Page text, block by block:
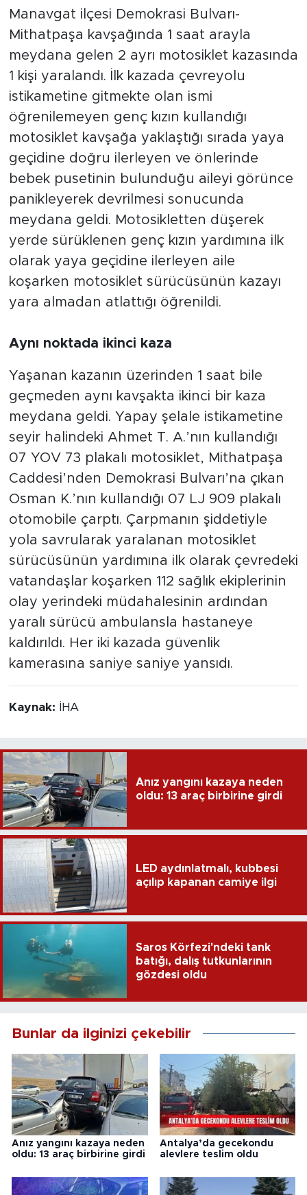
Manavgat ilçesi Demokrasi Bulvarı-
Mithatpaşa kavşağında 1 saat arayla
meydana gelen 2 ayrı motosiklet kazasında
1 kişi yaralandı. İlk kazada çevreyolu
istikametine gitmekte olan ismi
öğrenilemeyen genç kızın kullandığı
motosiklet kavşağa yaklaştığı sırada yaya
geçidine doğru ilerleyen ve önlerinde
bebek pusetinin bulunduğu aileyi görünce
panikleyerek devrilmesi sonucunda
meydana geldi. Motosikletten düşerek
yerde sürüklenen genç kızın yardımına ilk
olarak yaya geçidine ilerleyen aile
koşarken motosiklet sürücüsünün kazayı
yara almadan atlattığı öğrenildi.
Aynı noktada ikinci kaza
Yaşanan kazanın üzerinden 1 saat bile
geçmeden aynı kavşakta ikinci bir kaza
meydana geldi. Yapay şelale istikametine
seyir halindeki Ahmet T. A.’nın kullandığı
07 YOV 73 plakalı motosiklet, Mithatpaşa
Caddesi’nden Demokrasi Bulvarı’na çıkan
Osman K.’nın kullandığı 07 LJ 909 plakalı
otomobile çarptı. Çarpmanın şiddetiyle
yola savrularak yaralanan motosiklet
sürücüsünün yardımına ilk olarak çevredeki
vatandaşlar koşarken 112 sağlık ekiplerinin
olay yerindeki müdahalesinin ardından
yaralı sürücü ambulansla hastaneye
kaldırıldı. Her iki kazada güvenlik
kamerasına saniye saniye yansıdı.
Kaynak: İHA
Anız yangını kazaya neden
oldu: 13 araç birbirine girdi
LED aydınlatmalı, kubbesi
açılıp kapanan camiye ilgi
Saros Körfezi'ndeki tank
batığı, dalış tutkunlarının
gözdesi oldu
Bunlar da ilginizi çekebilir
Anız yangını kazaya neden
oldu: 13 araç birbirine girdi
Antalya’da gecekondu
alevlere teslim oldu